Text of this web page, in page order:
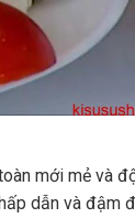
mới mẻ và
dẫn và đậm